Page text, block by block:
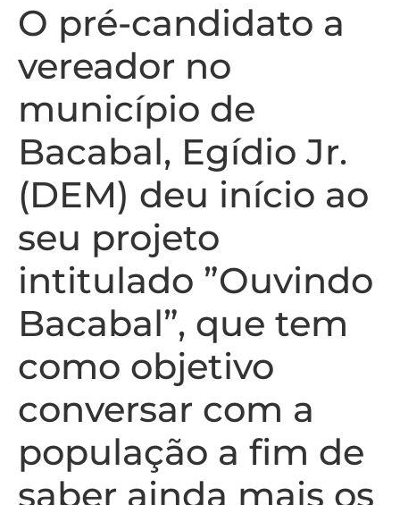
O pré-candidato a
vereador no
município de
Bacabal, Egídio Jr.
(DEM) deu início ao
seu projeto
intitulado ”Ouvindo
Bacabal”, que tem
como objetivo
conversar com a
população a fim de
saber ainda mais os